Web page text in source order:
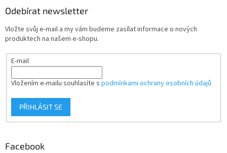
Odebírat newsletter
Vložte svůj e-mail a my vám budeme zasílat informace o nových
produktech na našem e-shopu.
E-mail
Vložením e-mailu souhlasíte s podmínkami ochrany osobních údajů
PŘIHLÁSIT SE
Facebook